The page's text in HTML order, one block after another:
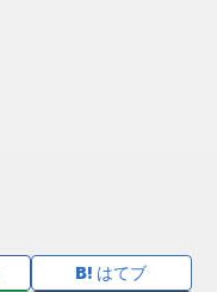
はてブ